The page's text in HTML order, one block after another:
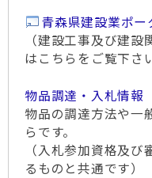
青森県建設業ポー
（建設工事及び建
はこちらをご覧下さ
物品調達・入札情報
物品の調達方法や一
らです。
（入札参加資格及
るものと共通です）